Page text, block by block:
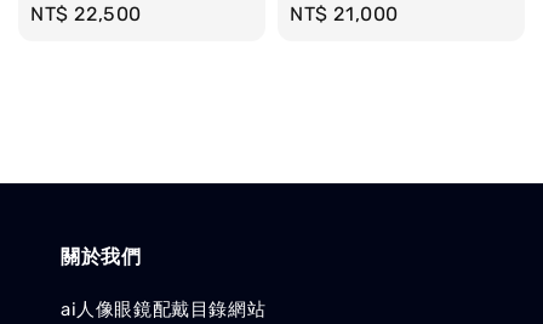
Regular
NT$ 22,500
Regular
NT$ 21,000
關於我們
ai人像眼鏡配戴目錄網站